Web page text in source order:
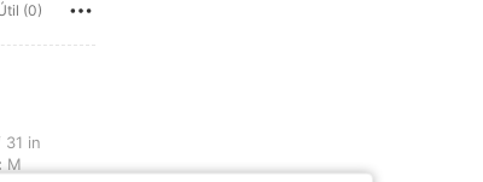
(0)
25 in, Caderas: 88 cm / 35 in, Forma del cuerpo: Rectángulo, Color:
31 in
M